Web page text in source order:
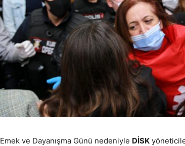
Emek ve Dayanışma Günü nedeniyle DİSK